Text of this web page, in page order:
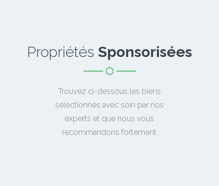
Propriétés Sponsorisées
Trouvez ci-dessous les biens
sélectionnés avec soin par nos
experts et que nous vous
recommandons fortement